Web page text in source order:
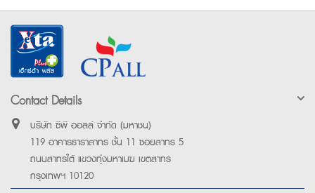
Contact Details
บริษัท ซีพี ออลล์ จำกัด (มหาชน)
119 อาคารธาราสาทร ชั้น 11 ซอยสาทร 5
ถนนสาทรใต้ แขวงทุ่งมหาเมฆ เขตสาทร
กรุงเทพฯ 10120